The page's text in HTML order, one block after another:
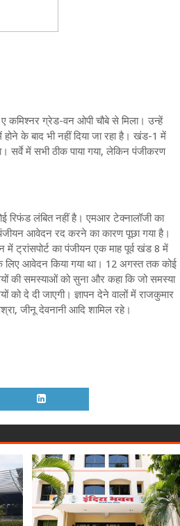
ए कमिश्नर ग्रेड-वन ओपी चौबे से मिला। उन्हें
के बाद भी नहीं दिया जा रहा है। खंड-1 में
सर्वे में सभी ठीक पाया गया, लेकिन पंजीकरण
रिफंड लंबित नहीं है। एमआर टेक्नालॉजी का
आवेदन रद करने का कारण पूछा गया है।
में ट्रांसपोर्ट का पंजीयन एक माह पूर्व खंड 8 में
लिए आवेदन किया गया था। 12 अगस्त तक कोई
की समस्याओं को सुना और कहा कि जो समस्या
को दे दी जाएगी। ज्ञापन देने वालों में राजकुमार
जीनू देवनानी आदि शामिल रहे।